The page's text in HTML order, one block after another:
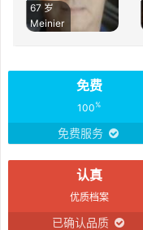
67 岁
Meinier
免费
100%
免费服务
认真
优质档案
已确认品质